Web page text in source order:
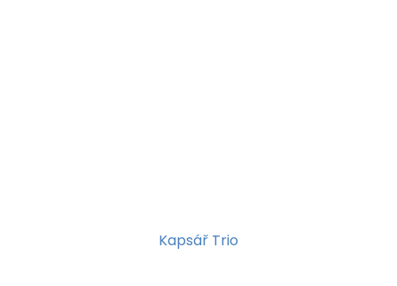
Kapsář Trio